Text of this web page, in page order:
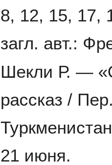
8, 12, 15, 17,
загл. авт.:
Шекли Р. —
рассказ /
21 июня.